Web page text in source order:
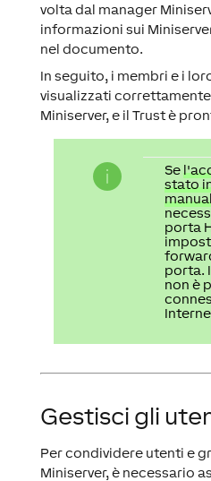
volta dal manager
informazioni sui
nel documento.
In seguito, i membri e i
visualizzati
Miniserver, e il Trust è
Se
stato
porta
porta.
non è
Gestisci gli
Per condividere utenti e
Miniserver, è necessario